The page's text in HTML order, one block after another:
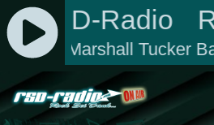
Zum Inhalt springen